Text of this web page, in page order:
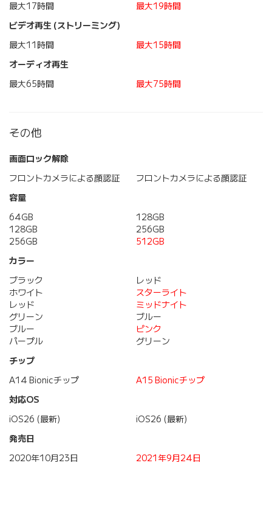
最大17時間
最大19時間
ビデオ再生 (ストリーミング)
最大11時間
最大15時間
オーディオ再生
最大65時間
最大75時間
その他
画面ロック解除
フロントカメラによる顔認証
フロントカメラによる顔認証
容量
64GB
128GB
256GB
128GB
256GB
512GB
カラー
ブラック
ホワイト
レッド
グリーン
ブルー
パープル
レッド
スターライト
ミッドナイト
ブルー
ピンク
グリーン
チップ
A14 Bionicチップ
A15 Bionicチップ
対応OS
iOS26 (最新)
iOS26 (最新)
発売日
2020年10月23日
2021年9月24日